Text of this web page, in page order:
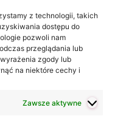
z technologii, takich
dostępu do
pozwoli nam
przeglądania lub
zgody lub
na niektóre cechy i
Zawsze aktywne